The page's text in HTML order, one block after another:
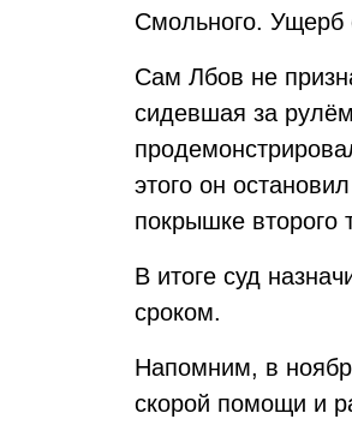
Смольного. Ущерб
Сам Лбов не
сидевшая за
этого он
покрышке второго
В итоге суд
сроком.
Напомним, в
скорой помощи и